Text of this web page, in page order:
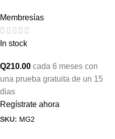
Membresías
In stock
Q210.00 cada 6 meses con
una prueba gratuita de un 15
dias
Regístrate ahora
SKU: MG2